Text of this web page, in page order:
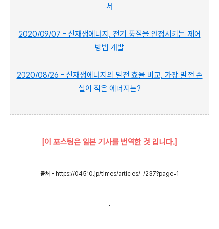
서
2020/09/07 - 신재생에너지, 전기 품질을 안정시키는 제어
방법 개발
2020/08/26 - 신재생에너지의 발전 효율 비교, 가장 발전 손
실이 적은 에너지는?
[이 포스팅은 일본 기사를 번역한 것 입니다.]
출처 - https://04510.jp/times/articles/-/237?page=1
-